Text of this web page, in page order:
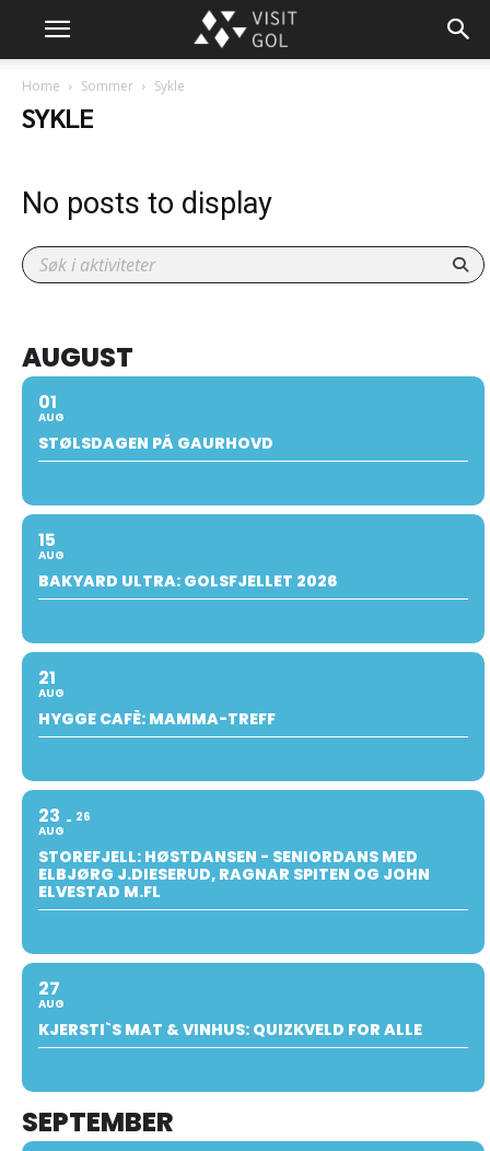
Home Sommer Sykle
SYKLE
No posts to display
AUGUST
01
AUG
STØLSDAGEN PÅ GAURHOVD
15
AUG
BAKYARD ULTRA: GOLSFJELLET 2026
21
AUG
HYGGE CAFÈ: MAMMA-TREFF
23
AUG
26
STOREFJELL: HØSTDANSEN - SENIORDANS MED
ELBJØRG J.DIESERUD, RAGNAR SPITEN OG JOHN
ELVESTAD M.FL
27
AUG
KJERSTI`S MAT & VINHUS: QUIZKVELD FOR ALLE
SEPTEMBER